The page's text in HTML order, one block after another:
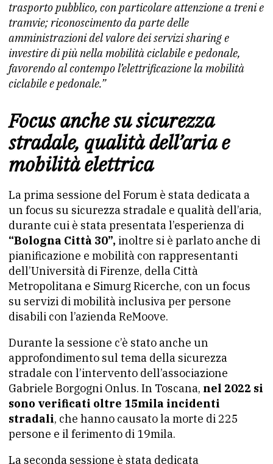
trasporto pubblico, con particolare attenzione a treni e
tramvie; riconoscimento da parte delle
amministrazioni del valore dei servizi sharing e
investire di più nella mobilità ciclabile e pedonale,
favorendo al contempo l’elettrificazione la mobilità
ciclabile e pedonale.”
Focus anche su sicurezza
stradale, qualità dell’aria e
mobilità elettrica
La prima sessione del Forum è stata dedicata a
un focus su sicurezza stradale e qualità dell’aria,
durante cui è stata presentata l’esperienza di
“Bologna Città 30”, inoltre si è parlato anche di
pianificazione e mobilità con rappresentanti
dell’Università di Firenze, della Città
Metropolitana e Simurg Ricerche, con un focus
su servizi di mobilità inclusiva per persone
disabili con l’azienda ReMoove.
Durante la sessione c’è stato anche un
approfondimento sul tema della sicurezza
stradale con l’intervento dell’associazione
Gabriele Borgogni Onlus. In Toscana, nel 2022 si
sono verificati oltre 15mila incidenti
stradali, che hanno causato la morte di 225
persone e il ferimento di 19mila.
La seconda sessione è stata dedicata